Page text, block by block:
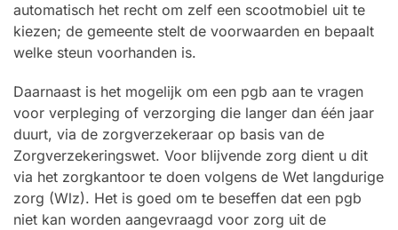
automatisch het recht om zelf een scootmobiel uit te
kiezen; de gemeente stelt de voorwaarden en bepaalt
welke steun voorhanden is.
Daarnaast is het mogelijk om een pgb aan te vragen
voor verpleging of verzorging die langer dan één jaar
duurt, via de zorgverzekeraar op basis van de
Zorgverzekeringswet. Voor blijvende zorg dient u dit
via het zorgkantoor te doen volgens de Wet langdurige
zorg (Wlz). Het is goed om te beseffen dat een pgb
niet kan worden aangevraagd voor zorg uit de